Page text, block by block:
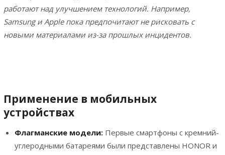
работают над улучшением технологий. Например,
Samsung и Apple пока предпочитают не рисковать с
новыми материалами из-за прошлых инцидентов.
Применение в мобильных
устройствах
Флагманские модели:Первые смартфоны с кремний-
углеродными батареями были представлены HONOR и